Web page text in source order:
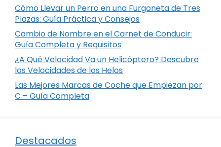
Cómo Llevar un Perro en una Furgoneta de Tres
Plazas: Guía Práctica y Consejos
Cambio de Nombre en el Carnet de Conducir:
Guía Completa y Requisitos
¿A Qué Velocidad Va un Helicóptero? Descubre
las Velocidades de los Helos
Las Mejores Marcas de Coche que Empiezan por
C – Guía Completa
Destacados